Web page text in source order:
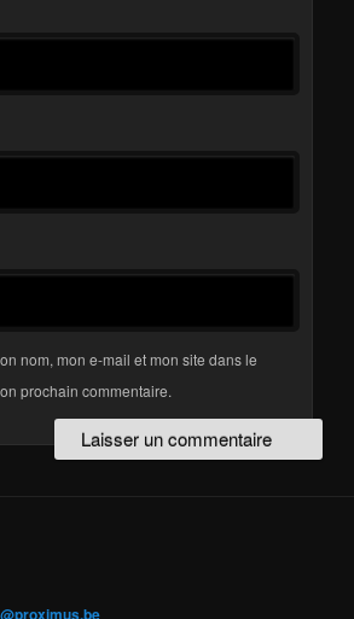
nom, mon e-mail et mon site dans le
prochain commentaire.